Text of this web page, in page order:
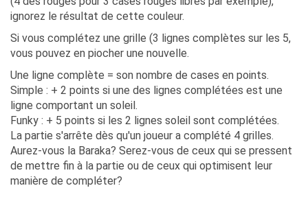
ignorez le résultat de cette couleur.
Si vous complétez une grille (3 lignes complètes sur les 5,
vous pouvez en piocher une nouvelle.
Une ligne complète = son nombre de cases en points.
Simple : + 2 points si une des lignes complétées est une
ligne comportant un soleil.
Funky : + 5 points si les 2 lignes soleil sont complétées.
La partie s'arrête dès qu'un joueur a complété 4 grilles.
Aurez-vous la Baraka? Serez-vous de ceux qui se pressent
de mettre fin à la partie ou de ceux qui optimisent leur
manière de compléter?